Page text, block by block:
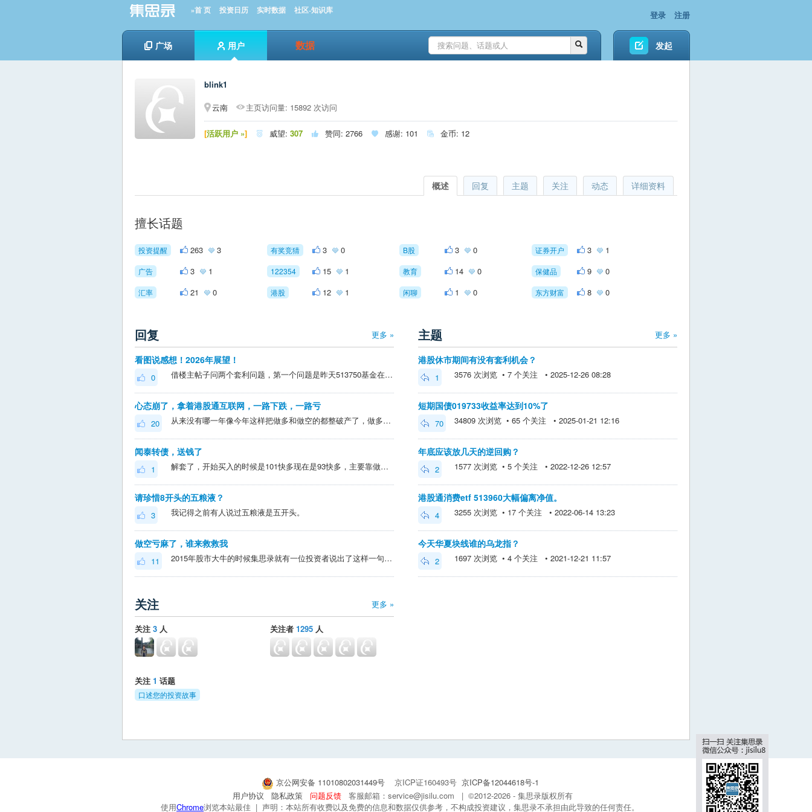
»首 页 投资日历 实时数据 社区-知识库 登录 注册
广场 用户 数据 发起
blink1
云南
主页访问量: 15892 次访问
[活跃用户 »]  威望: 307  赞同: 2766  感谢: 101  金币: 12
详细资料
动态
关注
主题
回复
概述
擅长话题
投资提醒 263 3 有奖竞猜 3 0 B股 3 0 证券开户 3 1
广告 3 1 122354 15 1 教育 14 0 保健品 9 0
汇率 21 0 港股 12 1 闲聊 1 0 东方财富 8 0
更多 »
回复
看图说感想！2026年展望！
0 借楼主帖子问两个套利问题，第一个问题是昨天513750基金在10点13分出现的大额买单，这个时候如果有人申购卖出是不是就亏损了？我观察了这类高波动基金包过港股创新药和港股互联网，盘中出现大额溢价买入的时候你申购卖出有60%到70%的概率卖出价低于收盘价，因为溢...
心态崩了，拿着港股通互联网，一路下跌，一路亏
20 从来没有哪一年像今年这样把做多和做空的都整破产了，做多的多数是买了恒生科技或者老登股，做空的多数是做空科创50，创业板或者中证1000，另外我发现一个有意思的现象：上证指数和深圳指数有一条白线和一条黄线，以往黄线通常代表题材股科技股等小盘股白线代表大盘蓝筹股，...
闻泰转债，送钱了
1 解套了，开始买入的时候是101快多现在是93快多，主要靠做波段降低成本，我觉得炒股主要是要心态好，我买的少不怕它下跌平时也不怎么看这个债，只是空闲的时候偶尔买卖一下。
请珍惜8开头的五粮液？
3 我记得之前有人说过五粮液是五开头。
做空亏麻了，谁来救救我
11 2015年股市大牛的时候集思录就有一位投资者说出了这样一句名言：如果你做空了你就把自己的命运交给了疯子，我对这句话印象非常深刻，其实这句话反过来说同样适用：如果你做多了你就把自己的命运交给了疯子，比如集思录好多人买的闻泰转债和老登股，这里面已经没有了获利盘大家...
更多 »
主题
港股休市期间有没有套利机会？
1 3576 次浏览 • 7 个关注 • 2025-12-26 08:28
短期国债019733收益率达到10%了
70 34809 次浏览 • 65 个关注 • 2025-01-21 12:16
年底应该放几天的逆回购？
2 1577 次浏览 • 5 个关注 • 2022-12-26 12:57
港股通消费etf 513960大幅偏离净值。
4 3255 次浏览 • 17 个关注 • 2022-06-14 13:23
今天华夏块线谁的乌龙指？
2 1697 次浏览 • 4 个关注 • 2021-12-21 11:57
更多 »
关注
关注 3 人 关注者 1295 人
关注 1 话题
口述您的投资故事
京公网安备 11010802031449号 京ICP证160493号 京ICP备12044618号-1
用户协议
隐私政策 问题反馈
客服邮箱：service@jisilu.com | ©2012-2026 - 集思录版权所有
使用Chrome浏览本站最佳 | 声明：本站所有收费以及免费的信息和数据仅供参考，不构成投资建议，集思录不承担由此导致的任何责任。